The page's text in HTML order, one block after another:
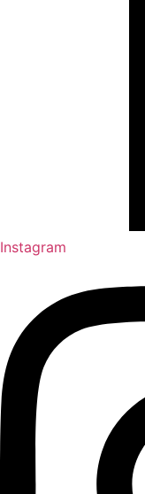
Instagram